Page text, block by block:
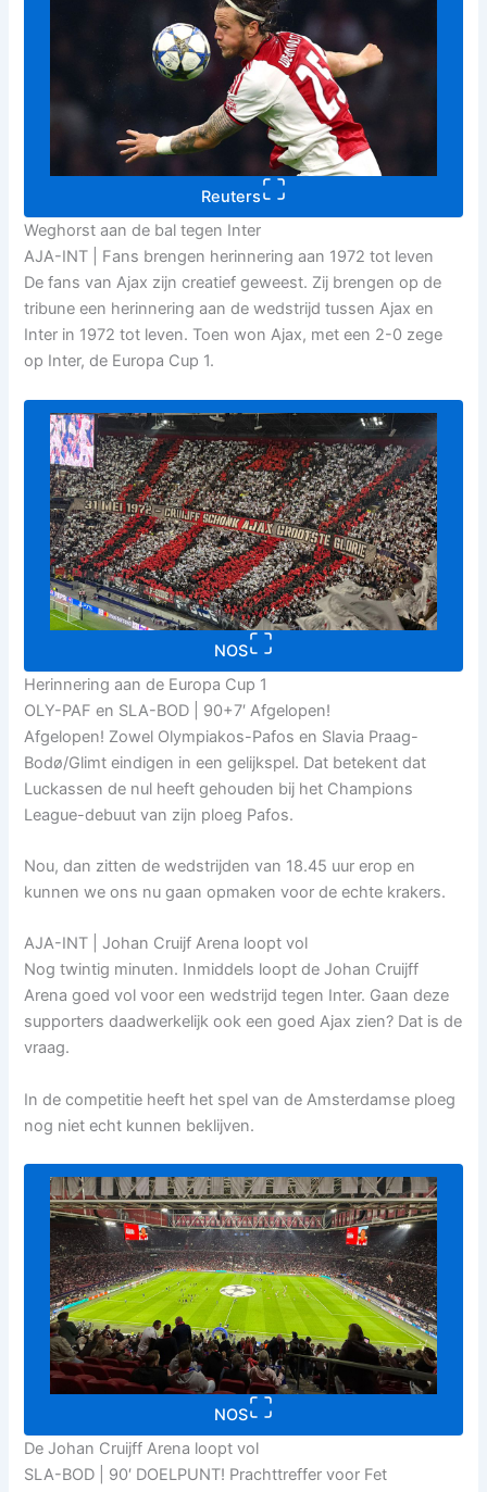
Reuters
Weghorst aan de bal tegen Inter
AJA-INT | Fans brengen herinnering aan 1972 tot leven
De fans van Ajax zijn creatief geweest. Zij brengen op de
tribune een herinnering aan de wedstrijd tussen Ajax en
Inter in 1972 tot leven. Toen won Ajax, met een 2-0 zege
op Inter, de Europa Cup 1.
NOS
Herinnering aan de Europa Cup 1
OLY-PAF en SLA-BOD | 90+7′ Afgelopen!
Afgelopen! Zowel Olympiakos-Pafos en Slavia Praag-
Bodø/Glimt eindigen in een gelijkspel. Dat betekent dat
Luckassen de nul heeft gehouden bij het Champions
League-debuut van zijn ploeg Pafos.
Nou, dan zitten de wedstrijden van 18.45 uur erop en
kunnen we ons nu gaan opmaken voor de echte krakers.
AJA-INT | Johan Cruijf Arena loopt vol
Nog twintig minuten. Inmiddels loopt de Johan Cruijff
Arena goed vol voor een wedstrijd tegen Inter. Gaan deze
supporters daadwerkelijk ook een goed Ajax zien? Dat is de
vraag.
In de competitie heeft het spel van de Amsterdamse ploeg
nog niet echt kunnen beklijven.
NOS
De Johan Cruijff Arena loopt vol
SLA-BOD | 90′ DOELPUNT! Prachttreffer voor Fet